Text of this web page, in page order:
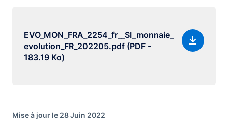
EVO_MON_FRA_2254_fr__SI_monnaie_
evolution_FR_202205.pdf (PDF -
183.19 Ko)
Mise à jour le 28 Juin 2022